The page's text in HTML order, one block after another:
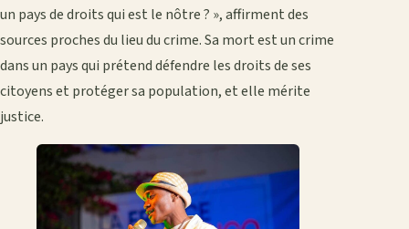
un pays de droits qui est le nôtre ? », affirment des
sources proches du lieu du crime. Sa mort est un crime
dans un pays qui prétend défendre les droits de ses
citoyens et protéger sa population, et elle mérite
justice.